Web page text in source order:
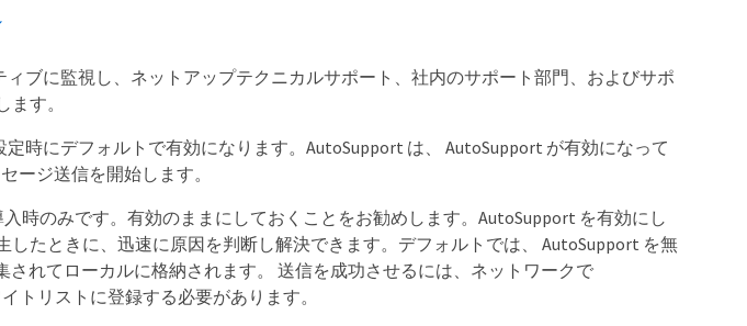
ブに監視し、ネットアップテクニカルサポート、社内のサポート部門、およびサポ
す。
時にデフォルトで有効になります。AutoSupport は、 AutoSupport が有効になって
ージ送信を開始します。
時のみです。有効のままにしておくことをお勧めします。AutoSupport を有効にし
たときに、迅速に原因を判断し解決できます。デフォルトでは、 AutoSupport を無
れてローカルに格納されます。 送信を成功させるには、ネットワークで
トリストに登録する必要があります。